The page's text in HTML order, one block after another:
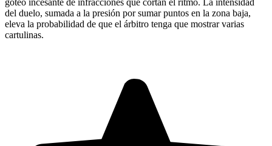
goteo incesante de infracciones que cortan el ritmo. La intensidad
del duelo, sumada a la presión por sumar puntos en la zona baja,
eleva la probabilidad de que el árbitro tenga que mostrar varias
cartulinas.